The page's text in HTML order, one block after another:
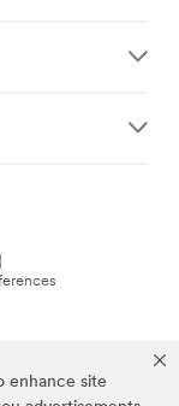
enhance site